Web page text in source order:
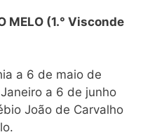
MELO (1.° Visconde
a 6 de maio de
a 6 de junho
João de Carvalho